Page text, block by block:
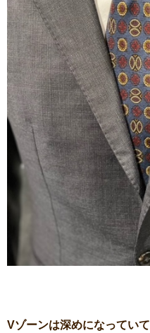
Vゾーンは深めになっていて